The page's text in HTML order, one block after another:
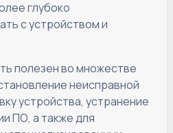
глубоко
с устройством и
полезен во множестве
неисправной
устройства, устранение
ПО, а также для